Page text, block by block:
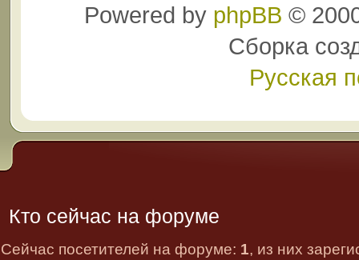
Powered by phpBB ©
Сборка
Русская
Кто сейчас на форуме
Сейчас посетителей на форуме: 1, из них